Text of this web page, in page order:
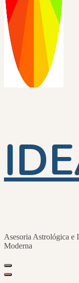
Asesoria Astrológica e
Moderna